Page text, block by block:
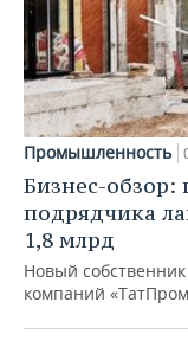
Промышленность
Бизнес-обзор:
подрядчика
1,8 млрд
Новый
компаний